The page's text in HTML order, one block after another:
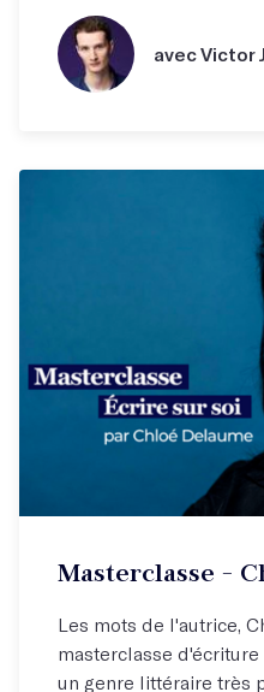
avec Victor
Masterclasse -
Les mots de l'autrice,
masterclasse
un genre littéraire très